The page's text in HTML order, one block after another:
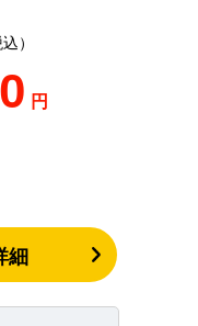
）
円
細